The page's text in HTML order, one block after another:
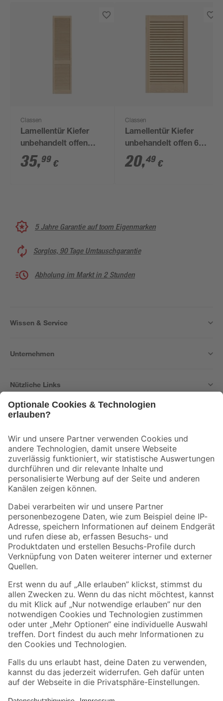
Classen
Lamellentür Kiefer
unbehandelt offen
2013 x 494 mm
35,99 €
Classen
Lamellentür Kiefer
unbehandelt offen 690
x 494 mm
20,49 €
5 Jahre Garantie auf toom Eigenmarken
Sorglos, 90 Tage Umtauschgarantie
Abholung im Markt in 2 Stunden
Wissen & Service
Unternehmen
Nützliche Links
Der toom Newsletter: Keine Angebote und Aktionen mehr verpassen!
Zur Newsletter Anmeldung
Folge uns
Zahlungsarten Versandarten
Sicher einkaufen
Jetzt die toom-App herunterladen
Alle Preisangaben in EUR inkl. gesetzl. MwSt.. Die dargestellten Angebote sind unter
Umständen nicht in allen Märkten verfügbar. Die angegebenen Verfügbarkeiten beziehen
Produkte nur solange der Vorrat reicht.